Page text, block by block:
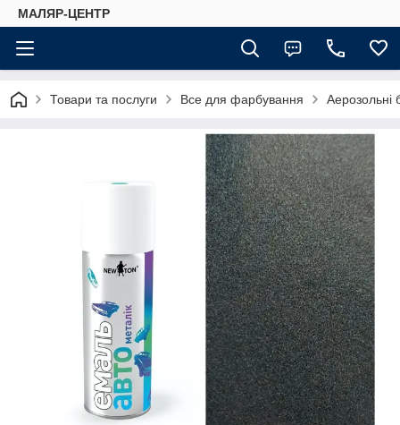
МАЛЯР-ЦЕНТР
Товари та послуги Все для фарбування Аерозольні